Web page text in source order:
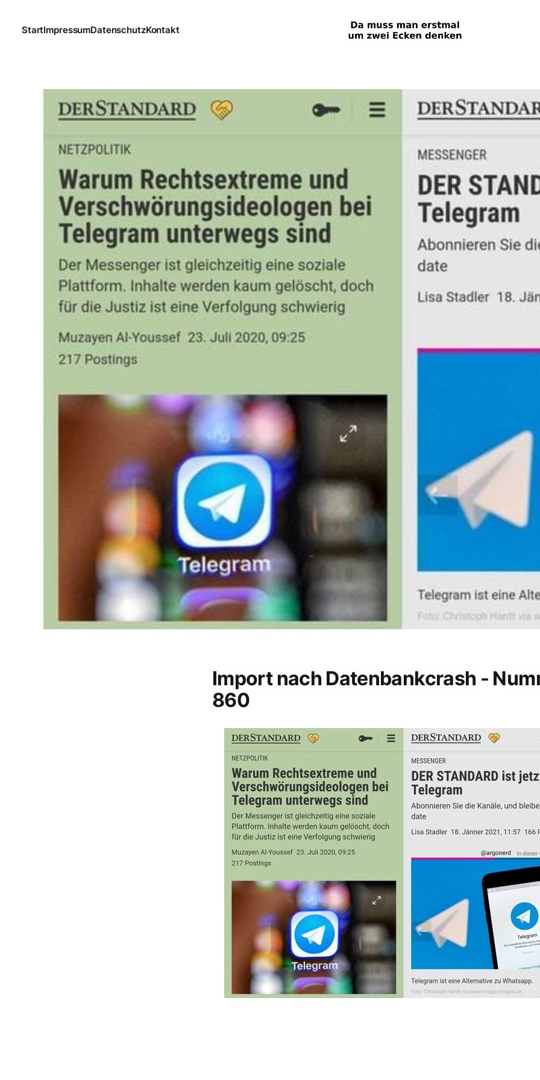
StartImpressumDatenschutzKontakt
Import nach Datenbankcrash -
860